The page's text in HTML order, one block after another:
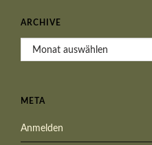
ARCHIVE
Archive
META
Anmelden